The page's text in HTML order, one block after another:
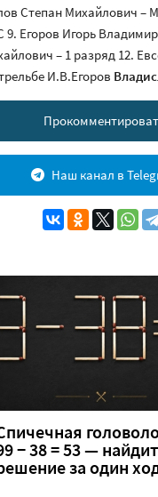
Степан Михайлович
Егоров Игорь
– 1 разряд 12.
И.В.Егоров
Наш канал в
− 38 = 53 —
за один